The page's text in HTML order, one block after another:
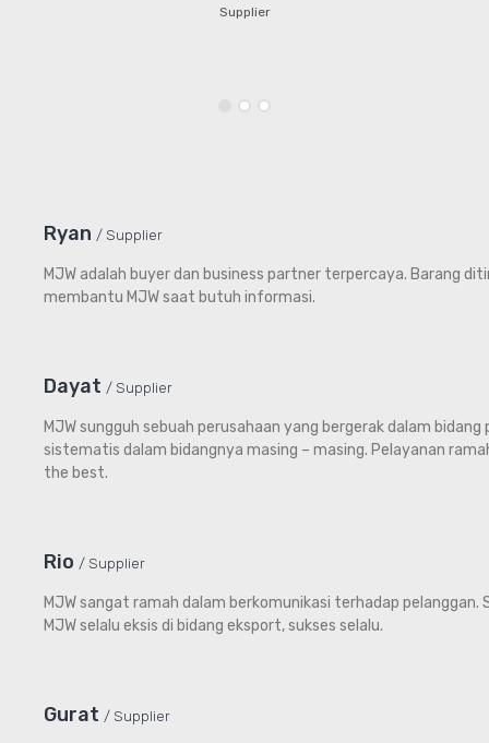
Supplier
Ryan Supplier
MJW adalah buyer dan business partner terpercaya. Barang
membantu MJW saat butuh informasi.
Dayat Supplier
MJW sungguh sebuah perusahaan yang bergerak dalam
sistematis dalam bidangnya masing – masing. Pelayanan
the best.
Rio Supplier
MJW sangat ramah dalam berkomunikasi terhadap
MJW selalu eksis di bidang eksport, sukses selalu.
Gurat Supplier